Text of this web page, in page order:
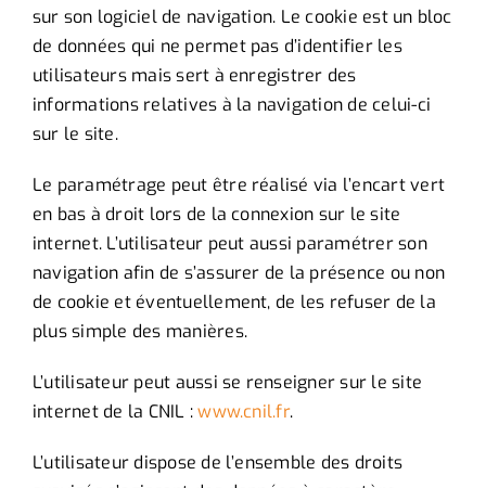
sur son logiciel de navigation. Le cookie est un bloc
de données qui ne permet pas d’identifier les
utilisateurs mais sert à enregistrer des
informations relatives à la navigation de celui-ci
sur le site.
Le paramétrage peut être réalisé via l’encart vert
en bas à droit lors de la connexion sur le site
internet. L’utilisateur peut aussi paramétrer son
navigation afin de s’assurer de la présence ou non
de cookie et éventuellement, de les refuser de la
plus simple des manières.
L’utilisateur peut aussi se renseigner sur le site
internet de la CNIL :www.cnil.fr.
L’utilisateur dispose de l’ensemble des droits